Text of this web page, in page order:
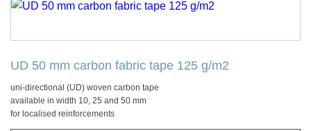
UD 50 mm carbon fabric tape 125 g/m2
uni-directional (UD) woven carbon tape
available in width 10, 25 and 50 mm
for localised reinforcements
Dit
heeft
variaties.
Deze
optie